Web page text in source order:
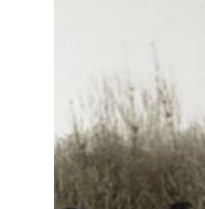
se eligen, se labran.
un tiempo
la historia no solo
decisión puede
Amistad, amor,
cinco meses que
realmente. Porque,
mismo… tienes que
presente los
antes.